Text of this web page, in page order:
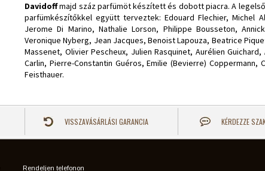
Davidoffmajd száz parfümöt készített és dobott piacra. A
parfümkészítőkkel együtt terveztek: Edouard Flechier, Michel
Jerome Di Marino, Nathalie Lorson, Philippe Bousseton,
Veronique Nyberg, Jean Jacques, Benoist Lapouza, Beatrice
Massenet, Olivier Pescheux, Julien Rasquinet, Aurélien
Carlin, Pierre-Constantin Guéros, Emilie (Bevierre) Coppermann,
Feisthauer.
VISSZAVÁSÁRLÁSI GARANCIA KÉRDEZZE
Rendeljen telefonon